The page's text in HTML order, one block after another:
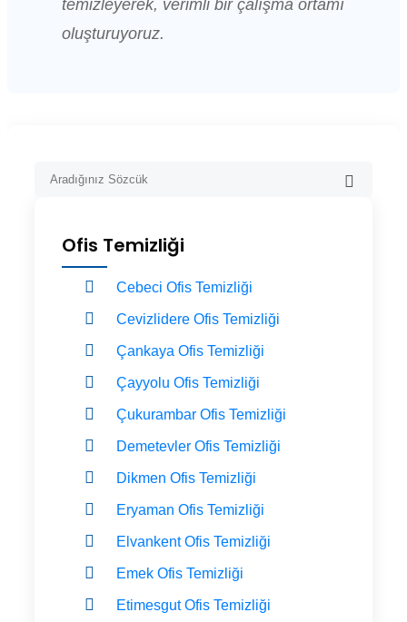
temizleyerek, verimli bir çalışma ortamı
oluşturuyoruz.
Ofis Temizliği
Cebeci Ofis Temizliği
Cevizlidere Ofis Temizliği
Çankaya Ofis Temizliği
Çayyolu Ofis Temizliği
Çukurambar Ofis Temizliği
Demetevler Ofis Temizliği
Dikmen Ofis Temizliği
Eryaman Ofis Temizliği
Elvankent Ofis Temizliği
Emek Ofis Temizliği
Etimesgut Ofis Temizliği